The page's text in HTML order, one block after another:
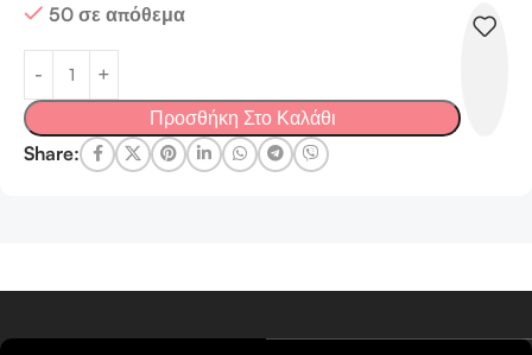
50 σε απόθεμα
Προσθήκη Στο Καλάθι
Share: